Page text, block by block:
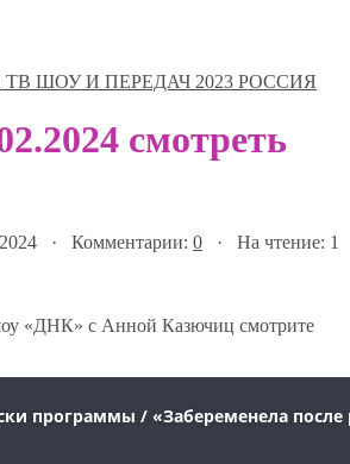
ШОУ И ПЕРЕДАЧ 2023 РОССИЯ
смотреть
· Комментарии: 0 · На чтение: 1
«ДНК» с Анной Казючиц смотрите